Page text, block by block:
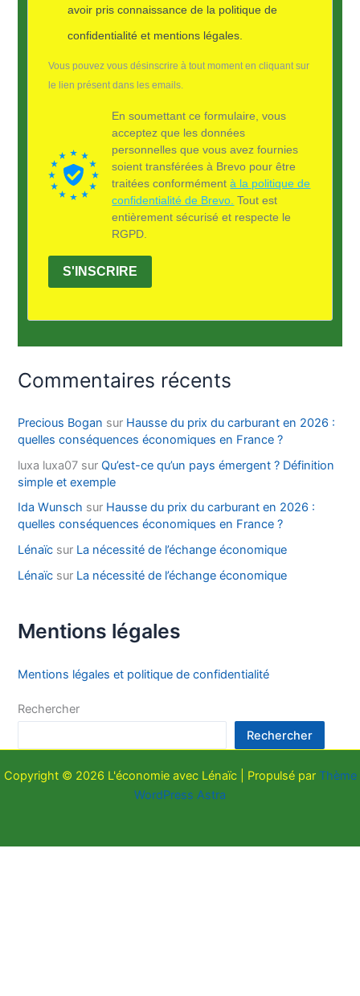
avoir pris connaissance de la politique de
confidentialité et mentions légales.
Vous pouvez vous désinscrire à tout moment en cliquant sur
le lien présent dans les emails.
En soumettant ce formulaire, vous
acceptez que les données
personnelles que vous avez fournies
soient transférées à Brevo pour être
traitées conformémentà la politique de
confidentialité de Brevo. Tout est
entièrement sécurisé et respecte le
RGPD.
S'INSCRIRE
Commentaires récents
Precious Bogan sur Hausse du prix du carburant en 2026 :
quelles conséquences économiques en France ?
luxa luxa07 sur Qu’est-ce qu’un pays émergent ? Définition
simple et exemple
Ida Wunsch sur Hausse du prix du carburant en 2026 :
quelles conséquences économiques en France ?
Lénaïc sur La nécessité de l’échange économique
Lénaïc sur La nécessité de l’échange économique
Mentions légales
Mentions légales et politique de confidentialité
Rechercher
Rechercher
Copyright © 2026 L'économie avec Lénaïc | Propulsé par Thème
WordPress Astra